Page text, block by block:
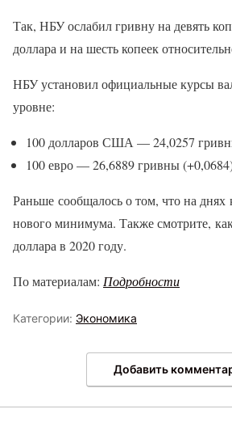
Так, НБУ ослабил гривну на девять
доллара и на шесть копеек
НБУ установил официальные курсы
уровне:
100 долларов США — 24,0257
100 евро — 26,6889 гривны
Раньше сообщалось о том, что на днях
нового минимума. Также смотрите,
доллара в 2020 году.
По материалам: Подробности
Категории: Экономика
Добавить